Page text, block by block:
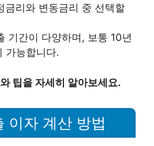
금리와 변동금리 중 선택할
기간이 다양하며, 보통 10년
가능합니다.
팁을 자세히 알아보세요.
이자 계산 방법